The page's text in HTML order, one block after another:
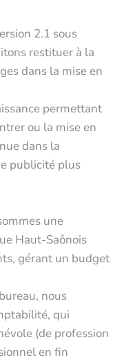
2.1 sous
restituer à la
dans la mise en
permettant
ou la mise en
dans la
publicité plus
une
Haut-Saônois
gérant un budget
nous
qui
(de profession
en fin